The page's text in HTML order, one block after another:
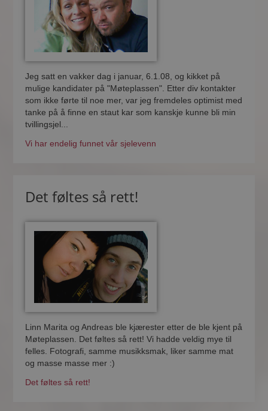
Jeg satt en vakker dag i januar, 6.1.08, og kikket på
mulige kandidater på "Møteplassen". Etter div kontakter
som ikke førte til noe mer, var jeg fremdeles optimist med
tanke på å finne en staut kar som kanskje kunne bli min
tvillingsjel...
Vi har endelig funnet vår sjelevenn
Det føltes så rett!
Linn Marita og Andreas ble kjærester etter de ble kjent på
Møteplassen. Det føltes så rett! Vi hadde veldig mye til
felles. Fotografi, samme musikksmak, liker samme mat
og masse masse mer :)
Det føltes så rett!